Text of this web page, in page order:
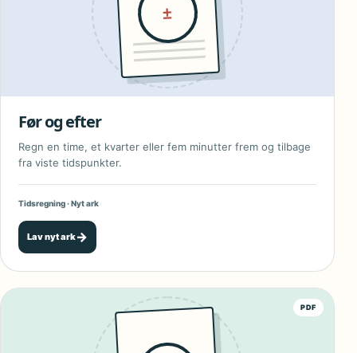
±
Før og efter
Regn en time, et kvarter eller fem minutter frem og tilbage
fra viste tidspunkter.
Tidsregning · Nyt ark
Lav nyt ark→
PDF